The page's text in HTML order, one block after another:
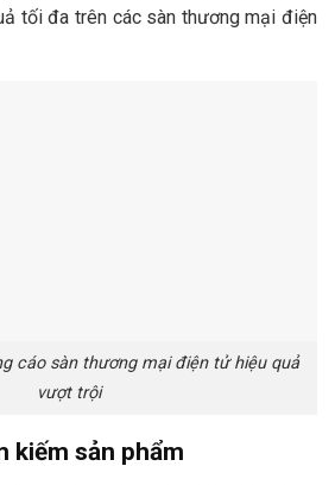
tối đa trên các sàn thương mại điện
cáo sàn thương mại điện tử hiệu quả
vượt trội
kiếm sản phẩm